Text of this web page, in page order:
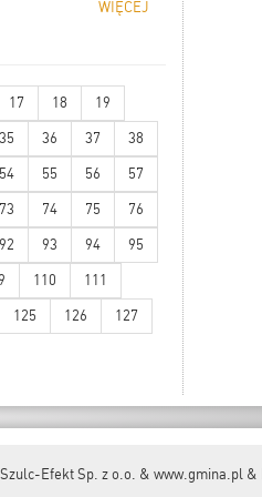
WIĘCEJ
17 18 19
35 36 37 38
54 55 56 57
73 74 75 76
92 93 94 95
110 111
125 126 127
Szulc-Efekt Sp. z o.o. & www.gmina.pl &